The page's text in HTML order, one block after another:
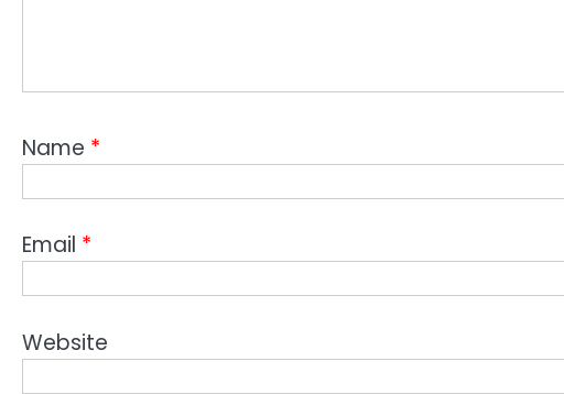
Name *
Email *
Website